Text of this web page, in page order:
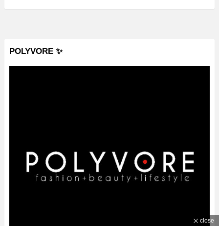
POLYVORE ✨
close